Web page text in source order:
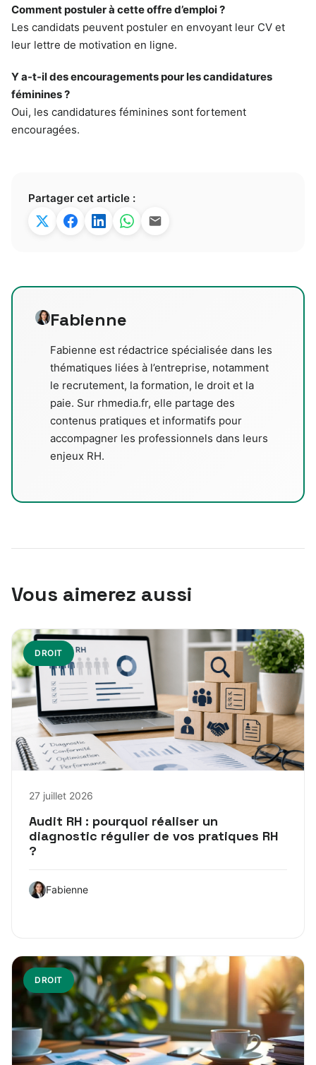
Comment postuler à cette offre d’emploi ?
Les candidats peuvent postuler en envoyant leur CV et
leur lettre de motivation en ligne.
Y a-t-il des encouragements pour les candidatures
féminines ?
Oui, les candidatures féminines sont fortement
encouragées.
Partager cet article :
Fabienne
Fabienne est rédactrice spécialisée dans les
thématiques liées à l’entreprise, notamment
le recrutement, la formation, le droit et la
paie. Sur rhmedia.fr, elle partage des
contenus pratiques et informatifs pour
accompagner les professionnels dans leurs
enjeux RH.
Vous aimerez aussi
DROIT
27 juillet 2026
Audit RH : pourquoi réaliser un
diagnostic régulier de vos pratiques RH
?
Fabienne
DROIT